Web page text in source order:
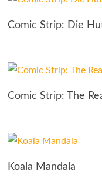
Comic Strip: Die
Comic Strip: The
Koala Mandala